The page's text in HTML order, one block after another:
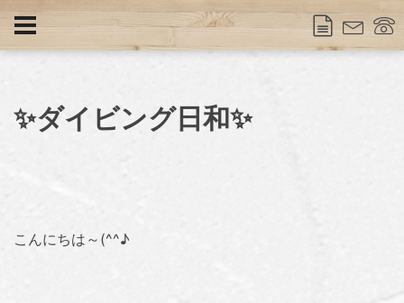
✨ダイビング日和✨
こんにちは～(^^♪